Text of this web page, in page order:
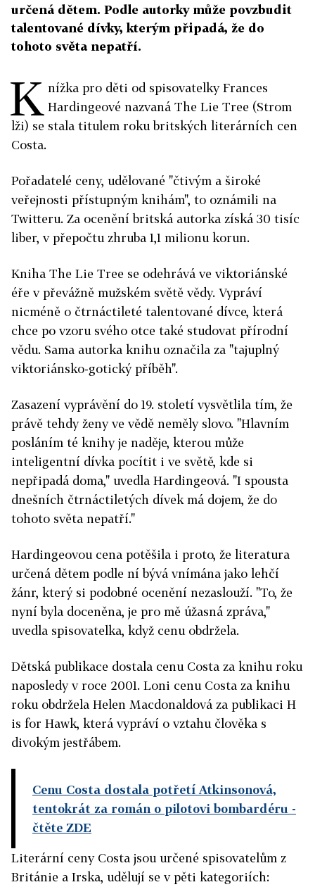
určená dětem. Podle autorky může povzbudit
talentované dívky, kterým připadá, že do
tohoto světa nepatří.
K nížka pro děti od spisovatelky Frances
Hardingeové nazvaná The Lie Tree (Strom
lži) se stala titulem roku britských literárních cen
Costa.
Pořadatelé ceny, udělované "čtivým a široké
veřejnosti přístupným knihám", to oznámili na
Twitteru. Za ocenění britská autorka získá 30 tisíc
liber, v přepočtu zhruba 1,1 milionu korun.
Kniha The Lie Tree se odehrává ve viktoriánské
éře v převážně mužském světě vědy. Vypráví
nicméně o čtrnáctileté talentované dívce, která
chce po vzoru svého otce také studovat přírodní
vědu. Sama autorka knihu označila za "tajuplný
viktoriánsko-gotický příběh".
Zasazení vyprávění do 19. století vysvětlila tím, že
právě tehdy ženy ve vědě neměly slovo. "Hlavním
posláním té knihy je naděje, kterou může
inteligentní dívka pocítit i ve světě, kde si
nepřipadá doma," uvedla Hardingeová. "I spousta
dnešních čtrnáctiletých dívek má dojem, že do
tohoto světa nepatří."
Hardingeovou cena potěšila i proto, že literatura
určená dětem podle ní bývá vnímána jako lehčí
žánr, který si podobné ocenění nezaslouží. "To, že
nyní byla doceněna, je pro mě úžasná zpráva,"
uvedla spisovatelka, když cenu obdržela.
Dětská publikace dostala cenu Costa za knihu roku
naposledy v roce 2001. Loni cenu Costa za knihu
roku obdržela Helen Macdonaldová za publikaci H
is for Hawk, která vypráví o vztahu člověka s
divokým jestřábem.
Cenu Costa dostala potřetí Atkinsonová,
tentokrát za román o pilotovi bombardéru -
čtěte ZDE
Literární ceny Costa jsou určené spisovatelům z
Británie a Irska, udělují se v pěti kategoriích: